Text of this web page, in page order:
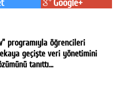
Google+
programıyla öğrencileri
geçişte veri yönetimini
tanıttı...